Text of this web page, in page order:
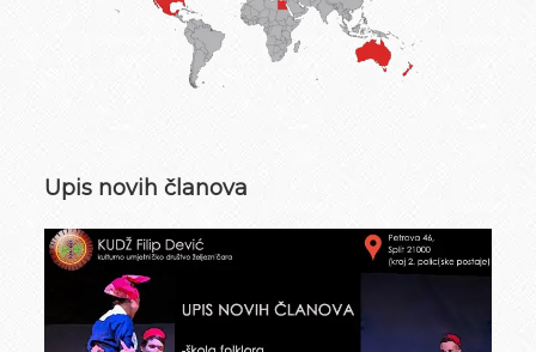
Primary
Sidebar
Upis novih članova